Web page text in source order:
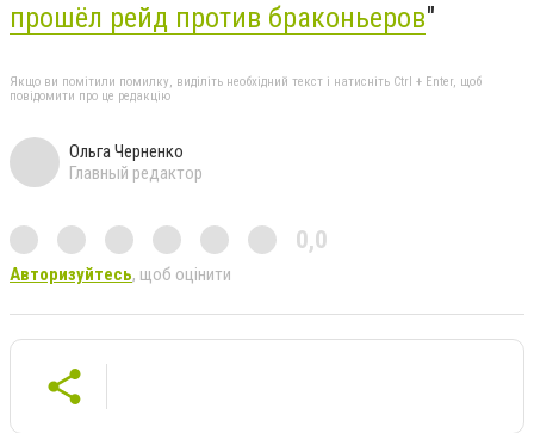
прошёл рейд против браконьеров"
Якщо ви помітили помилку, виділіть необхідний текст і натисніть Ctrl + Enter, щоб
повідомити про це редакцію
Ольга Черненко
Главный редактор
0,0
Авторизуйтесь, щоб оцінити